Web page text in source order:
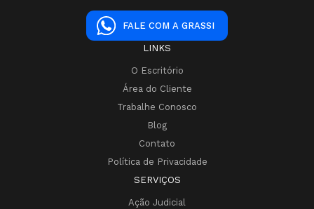
FALE COM A GRASSI
LINKS
O Escritório
Área do Cliente
Trabalhe Conosco
Blog
Contato
Política de Privacidade
SERVIÇOS
Ação Judicial